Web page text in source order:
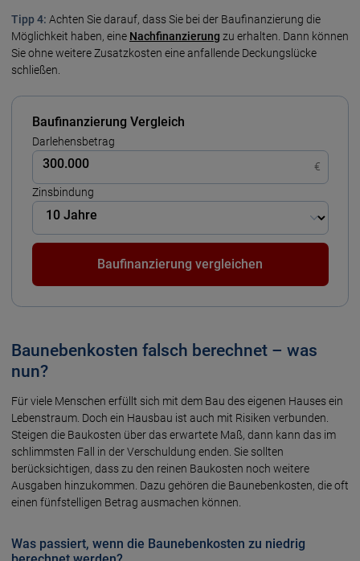
Tipp 4: Achten Sie darauf, dass Sie bei der Baufinanzierung die
Möglichkeit haben, eine Nachfinanzierung zu erhalten. Dann können
Sie ohne weitere Zusatzkosten eine anfallende Deckungslücke
schließen.
Baufinanzierung Vergleich
Darlehensbetrag
€
Zinsbindung
Baufinanzierung vergleichen
Baunebenkosten falsch berechnet – was
nun?
Für viele Menschen erfüllt sich mit dem Bau des eigenen Hauses ein
Lebenstraum. Doch ein Hausbau ist auch mit Risiken verbunden.
Steigen die Baukosten über das erwartete Maß, dann kann das im
schlimmsten Fall in der Verschuldung enden. Sie sollten
berücksichtigen, dass zu den reinen Baukosten noch weitere
Ausgaben hinzukommen. Dazu gehören die Baunebenkosten, die oft
einen fünfstelligen Betrag ausmachen können.
Was passiert, wenn die Baunebenkosten zu niedrig